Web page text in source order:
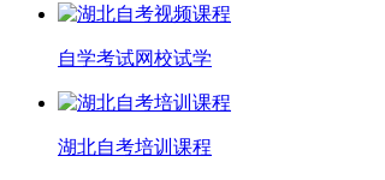
自学考试网校试学
湖北自考培训课程